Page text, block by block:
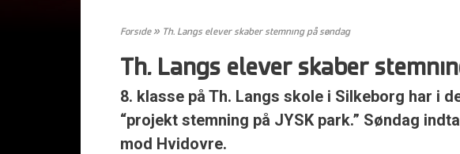
Forside» Th. Langs elever skaber stemning på søndag
Th. Langs elever skaber
8. klasse på Th. Langs skole i Silkeborg har i
“projekt stemning på JYSK park.” Søndag
mod Hvidovre.